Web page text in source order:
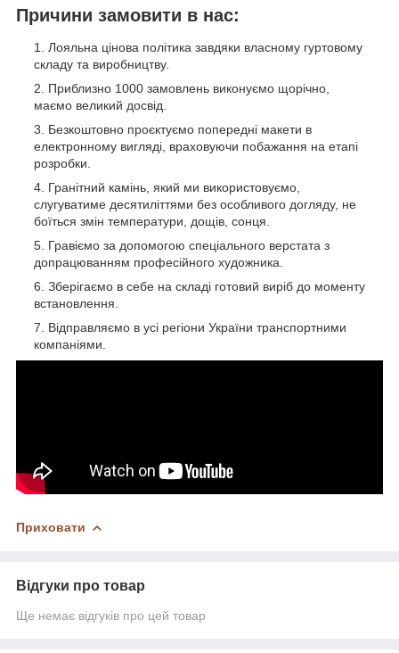
Причини замовити в нас:
Лояльна цінова політика завдяки власному гуртовому
складу та виробництву.
Приблизно 1000 замовлень виконуємо щорічно,
маємо великий досвід.
Безкоштовно проєктуємо попередні макети в
електронному вигляді, враховуючи побажання на етапі
розробки.
Гранітний камінь, який ми використовуємо,
слугуватиме десятиліттями без особливого догляду, не
боїться змін температури, дощів, сонця.
Гравіємо за допомогою спеціального верстата з
допрацюванням професійного художника.
Зберігаємо в себе на складі готовий виріб до моменту
встановлення.
Відправляємо в усі регіони України транспортними
компаніями.
Приховати
Відгуки про товар
Ще немає відгуків про цей товар